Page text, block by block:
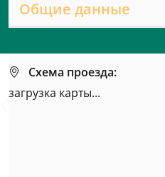
Общие данные
Схема проезда:
загрузка карты...